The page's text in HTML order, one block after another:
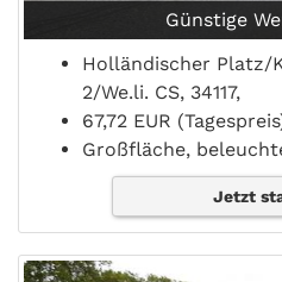
Günstige
Holländischer Platz/
2/We.li. CS, 34117,
67,72 EUR
Großfläche,
Jetzt